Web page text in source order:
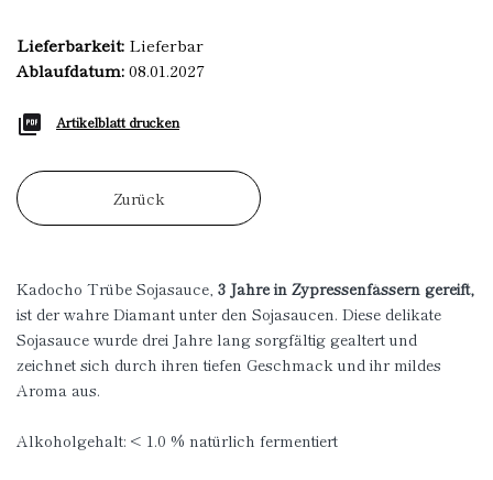
Lieferbarkeit: Lieferbar
Ablaufdatum:08.01.2027
Artikelblatt drucken
Zurück
Kadocho Trübe Sojasauce, 3 Jahre in Zypressenfässern gereift,
ist der wahre Diamant unter den Sojasaucen. Diese delikate
Sojasauce wurde drei Jahre lang sorgfältig gealtert und
zeichnet sich durch ihren tiefen Geschmack und ihr mildes
Aroma aus.
Alkoholgehalt: < 1.0 % natürlich fermentiert